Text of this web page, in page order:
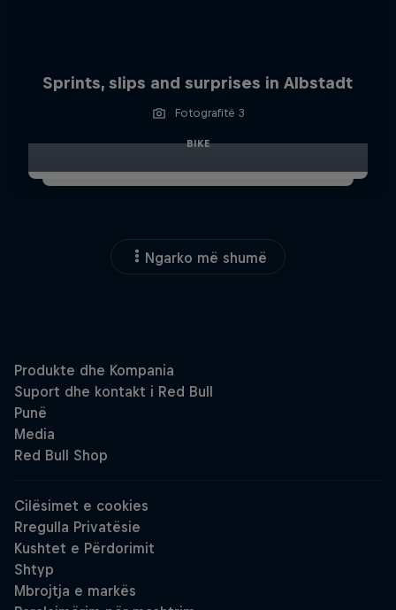
Sprints, slips and surprises in Albstadt
Fotografitë 3
BIKE
Ngarko më shumë